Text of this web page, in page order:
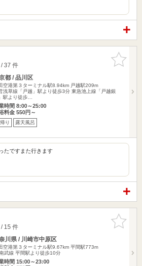
お気に入
りに追加
37 件
都 / 品川区
空港第３ターミナル駅8.94km 戸越駅209m
浅草線「戸越」駅より徒歩3分 東急池上線「戸越銀
駅より徒歩…
時間 8:00～25:00
料金 550円～
り 露天風呂
たですまた行きます
お気に入
りに追加
15 件
川県 / 川崎市中原区
空港第３ターミナル駅9.67km 平間駅773m
武線 平間駅より徒歩10分
時間 15:00～23:00